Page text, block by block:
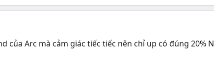
của Arc mà cảm giác tiếc tiếc nên chỉ up có đúng 20%